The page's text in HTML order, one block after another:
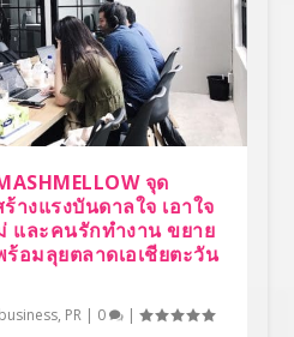
จุด
างแรงบันดาลใจ เอาใจ
และคนรักทำงาน ขยาย
อมลุยตลาดเอเชียตะวัน
business, PR| 0 |